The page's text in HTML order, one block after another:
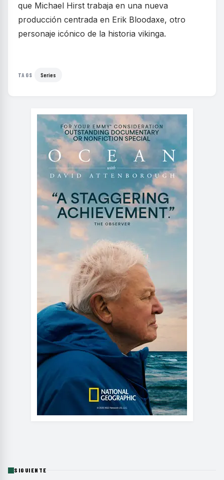
que Michael Hirst trabaja en una nueva
producción centrada en Erik Bloodaxe, otro
personaje icónico de la historia vikinga.
TAGS Series
SIGUIENTE